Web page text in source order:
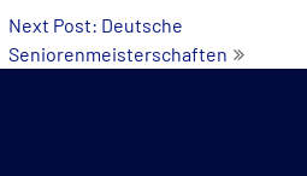
Next Post: Deutsche
Seniorenmeisterschaften